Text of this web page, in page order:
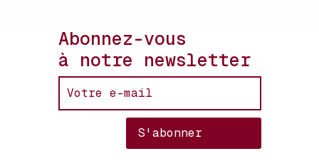
Abonnez-vous
à notre newsletter